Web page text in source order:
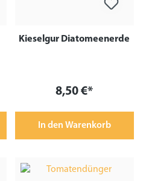
Kieselgur Diatomeenerde
8,50 €*
In den Warenkorb